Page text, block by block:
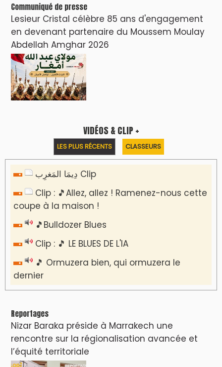
Communiqué de presse
Lesieur Cristal célèbre 85 ans d'engagement
en devenant partenaire du Moussem Moulay
Abdellah Amghar 2026
VIDÉOS & CLIP +
LES PLUS RÉCENTS CLASSEURS
دِيمَا المَغرِب Clip
Clip : 🎵Allez, allez ! Ramenez-nous cette
coupe à la maison !
🎵Bulldozer Blues
Clip : 🎵 LE BLUES DE L'IA
🎵 Ormuzera bien, qui ormuzera le
dernier
Reportages
Nizar Baraka préside à Marrakech une
rencontre sur la régionalisation avancée et
l’équité territoriale